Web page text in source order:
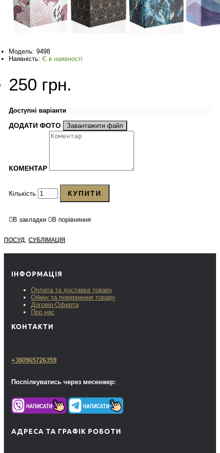
Модель: 9498
Наявність: Є в наявності
250 грн.
Доступні варіанти
ДОДАТИ ФОТО Завантажити файл
КОМЕНТАР
Кількість КУПИТИ
В закладки В порівняння
ПОСУД СУБЛІМАЦІЯ
ІНФОРМАЦІЯ
Оплата та доставка товару
Обмін та повернення товару
Договір-Оферта
Про нас
КОНТАКТИ
+380965726359
Поспілкуватись через месенжер:
АДРЕСА ТА ГРАФІК РОБОТИ